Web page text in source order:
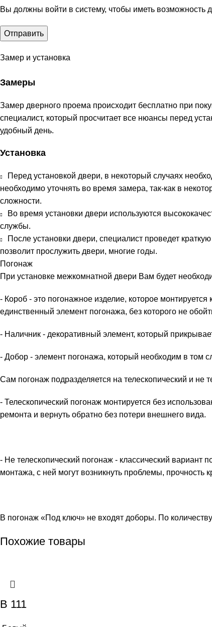
Вы должны войти в систему, чтобы иметь возможность
Замер и установка
Замеры
Замер дверного проема происходит бесплатно при
специалист, который просчитает все нюансы перед
удобный день.
Установка
Перед установкой двери, в некоторый случаях
необходимо уточнять во время замера, так-как в
сложности.
Во время установки двери используются
службы.
После установки двери, специалист проведет
позволит прослужить двери, многие годы.
Погонаж
- Короб - это погонажное изделие, которое
единственный элемент погонажа, без которого не
- Наличник - декоративный
- Добор - элемент погонажа, который необходим в том
Сам погонаж подразделяется на телескопический и не
- Телескопический погонаж монтируется без
ремонта и вернуть обратно без потери внешнего вида.
- Не телескопический погонаж - классический вариант
монтажа, с ней могут возникнуть проблемы,
В погонаж «Под ключ» не входят доборы. По
Похожие товары
B 111